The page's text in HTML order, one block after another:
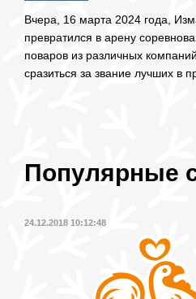
Вчера, 16 марта 2024 года,
превратился в арену
поваров из различных
сразиться за звание лучших в
Популярные
24.12.2018 10:12:48